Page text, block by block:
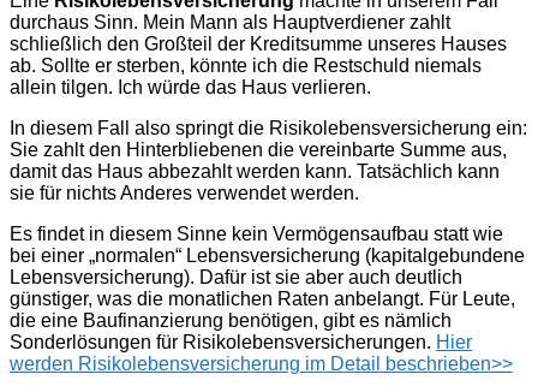
durchaus Sinn. Mein Mann als Hauptverdiener zahlt
schließlich den Großteil der Kreditsumme unseres Hauses
ab. Sollte er sterben, könnte ich die Restschuld niemals
allein tilgen. Ich würde das Haus verlieren.
In diesem Fall also springt die Risikolebensversicherung ein:
Sie zahlt den Hinterbliebenen die vereinbarte Summe aus,
damit das Haus abbezahlt werden kann. Tatsächlich kann
sie für nichts Anderes verwendet werden.
Es findet in diesem Sinne kein Vermögensaufbau statt wie
bei einer „normalen“ Lebensversicherung (kapitalgebundene
Lebensversicherung). Dafür ist sie aber auch deutlich
günstiger, was die monatlichen Raten anbelangt. Für Leute,
die eine Baufinanzierung benötigen, gibt es nämlich
Sonderlösungen für Risikolebensversicherungen. Hier
werden Risikolebensversicherung im Detail beschrieben>>